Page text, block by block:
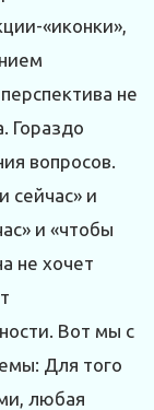
«иконки»,
не
Гораздо
вопросов.
сейчас» и
и «чтобы
не хочет
Вот мы с
Для того
любая